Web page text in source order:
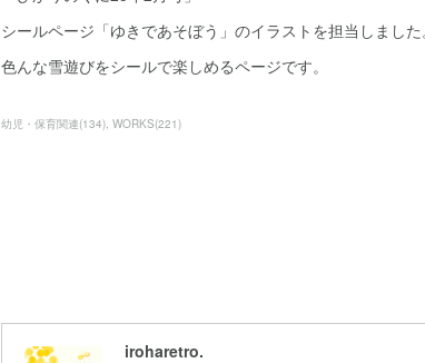
シールページ「ゆきであそぼう」のイラストを担当しました。
色んな雪遊びをシールで楽しめるページです。
幼児・保育関連(134) WORKS(221)
iroharetro.